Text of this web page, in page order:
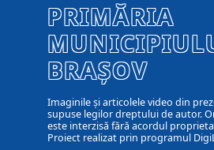
PRIMĂRIA
BRAȘOV
Imaginile și articolele video din
supuse legilor dreptului de autor.
este interzisă fără acordul
Proiect realizat prin programul